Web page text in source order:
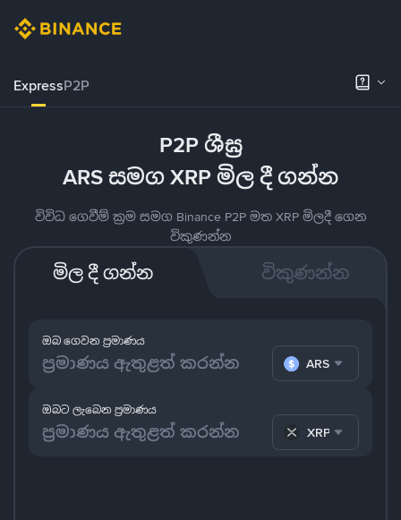
ExpressP2P
P2P ශීඝ්‍ර
ARS සමග XRP මිල දී ගන්න
විවිධ ගෙවීම් ක්‍රම සමග Binance P2P මත XRP මිලදී ගෙන
විකුණන්න
මිල දී ගන්න විකුණන්න
ඔබ ගෙවන ප්‍රමාණය
ARS
ඔබට ලැබෙන ප්‍රමාණය
XRP